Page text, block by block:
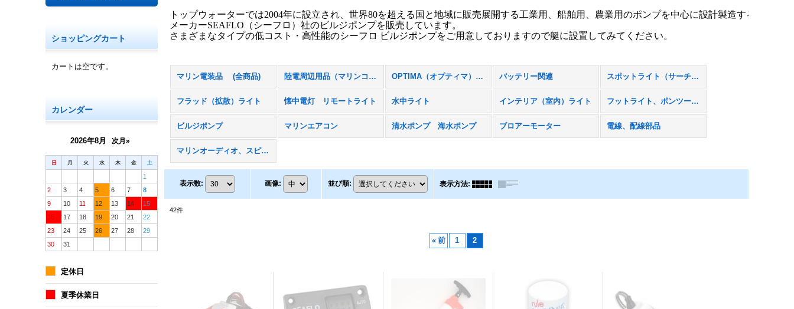
ショッピングカート
カートは空です。
カレンダー
2026年8月 次月»
日 月 火 水 木 金 土
1
2
3 4 5 6 7
8
9
10 11 12 13 14
15
16
17 18 19 20 21
22
23
24 25 26 27 28
29
30
31
定休日
夏季休業日
トップウォーターでは2004年に設立され、世界80を超える国と地域に販売展開する工業用、船舶用、農業用のポンプを中心に設計製造する
メーカーSEAFLO（シーフロ）社のビルジポンプを販売しています。
さまざまなタイプの低コスト・高性能のシーフロ ビルジポンプをご用意しておりますので艇に設置してみてください。
マリン電装品 (全商品) 陸電周辺用品（マリンコ社） OPTIMA（オプティマ）バッテリー バッテリー関連 スポットライト（サーチライト）
フラッド（拡散）ライト 懐中電灯 リモートライト 水中ライト インテリア（室内）ライト フットライト、ポンツーンライト
ビルジポンプ マリンエアコン 清水ポンプ 海水ポンプ ブロアーモーター 電線、配線部品
マリンオーディオ、スピーカー
表示数: 画像: 並び順: 表示方法:
42件
« 前 1 2